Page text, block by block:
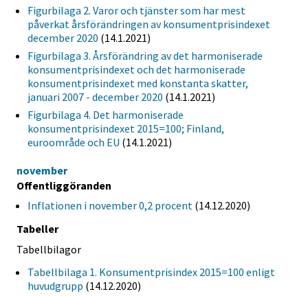
Figurbilaga 2. Varor och tjänster som har mest
påverkat årsförändringen av konsumentprisindexet
december 2020 (14.1.2021)
Figurbilaga 3. Årsförändring av det harmoniserade
konsumentprisindexet och det harmoniserade
konsumentprisindexet med konstanta skatter,
januari 2007 - december 2020 (14.1.2021)
Figurbilaga 4. Det harmoniserade
konsumentprisindexet 2015=100; Finland,
euroområde och EU (14.1.2021)
november
Offentliggöranden
Inflationen i november 0,2 procent (14.12.2020)
Tabeller
Tabellbilagor
Tabellbilaga 1. Konsumentprisindex 2015=100 enligt
huvudgrupp (14.12.2020)